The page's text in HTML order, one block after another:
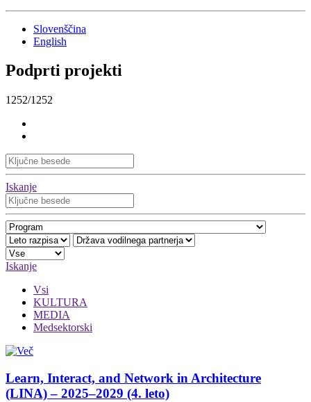
Slovenščina
English
Podprti projekti
1252/1252
Iskanje
Iskanje
Vsi
KULTURA
MEDIA
Medsektorski
Learn, Interact, and Network in Architecture
(LINA) – 2025–2029 (4. leto)